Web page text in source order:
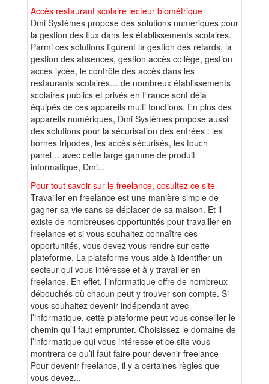
Accès restaurant scolaire lecteur biométrique
Dmi Systèmes propose des solutions numériques pour
la gestion des flux dans les établissements scolaires.
Parmi ces solutions figurent la gestion des retards, la
gestion des absences, gestion accès collège, gestion
accès lycée, le contrôle des accès dans les
restaurants scolaires… de nombreux établissements
scolaires publics et privés en France sont déjà
équipés de ces appareils multi fonctions. En plus des
appareils numériques, Dmi Systèmes propose aussi
des solutions pour la sécurisation des entrées : les
bornes tripodes, les accès sécurisés, les touch
panel… avec cette large gamme de produit
informatique, Dmi...
Pour tout savoir sur le freelance, cosultez ce site
Travailler en freelance est une manière simple de
gagner sa vie sans se déplacer de sa maison. Et il
existe de nombreuses opportunités pour travailler en
freelance et si vous souhaitez connaître ces
opportunités, vous devez vous rendre sur cette
plateforme. La plateforme vous aide à identifier un
secteur qui vous intéresse et à y travailler en
freelance. En effet, l’informatique offre de nombreux
débouchés où chacun peut y trouver son compte. Si
vous souhaitez devenir indépendant avec
l’informatique, cette plateforme peut vous conseiller le
chemin qu’il faut emprunter. Choisissez le domaine de
l’informatique qui vous intéresse et ce site vous
montrera ce qu’il faut faire pour devenir freelance
Pour devenir freelance, il y a certaines règles que
vous devez...